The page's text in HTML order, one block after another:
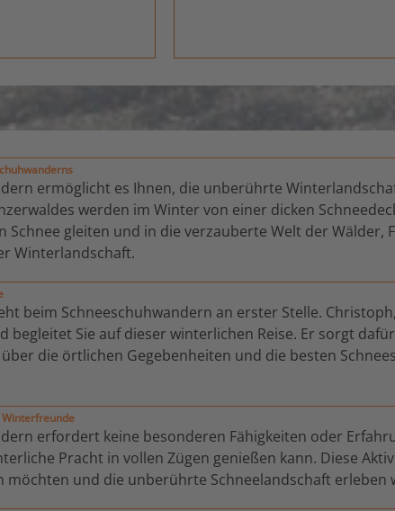
ermöglicht es Ihnen, die unberührte
werden im Winter von einer dicken
Schnee gleiten und in die verzauberte Welt der Wälder,
Winterlandschaft.
beim Schneeschuhwandern an erster Stelle.
begleitet Sie auf dieser winterlichen Reise. Er sorgt
die örtlichen Gegebenheiten und die besten
erfordert keine besonderen Fähigkeiten oder
Pracht in vollen Zügen genießen kann. Diese
möchten und die unberührte Schneelandschaft erleben